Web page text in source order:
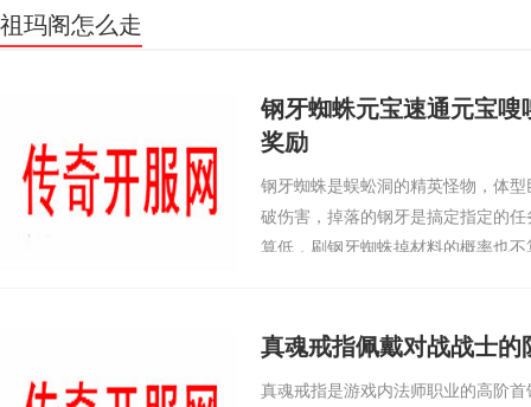
祖玛阁怎么走
钢牙蜘蛛元宝速通元宝
奖励
钢牙蜘蛛是蜈蚣洞的精英怪物，体
破伤害，掉落的钢牙是搞定指定的
算低，刷钢牙蜘蛛掉材料的概率也
任务，要求提
真魂戒指佩戴对战战士的
真魂戒指是游戏内法师职业的高阶